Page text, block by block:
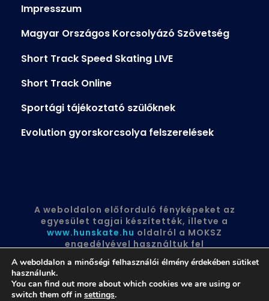
Impresszum
Magyar Országos Korcsolyázó Szövetség
Short Track Speed Skating LIVE
Short Track Online
Sportági tájékoztató szülőknek
Evolution gyorskorcsolya felszerelések
A weboldalon előforduló fényképeket az
egyesület tagjai készítették, illetve a
www.hunskate.hu oldalról a MOKSZ
engedélyével használtuk fel
A weboldalon a minőségi felhasználói élmény érdekében sütiket
használunk.
You can find out more about which cookies we are using or
switch them off in settings.